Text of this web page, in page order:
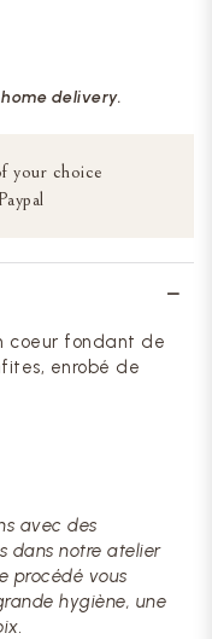
delivery.
your choice
coeur fondant de
enrobé de
avec des
dans notre atelier
procédé vous
hygiène, une